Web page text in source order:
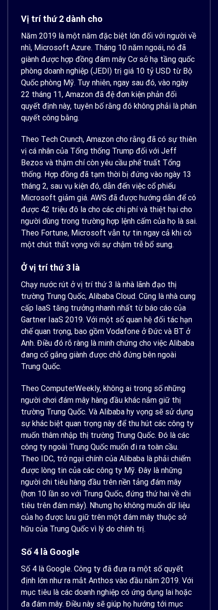
Vị trí thứ 2 dành cho
Năm 2019 là một năm đặc biệt lớn đối với người về
nhì, Microsoft Azure. Tháng 10 năm ngoái, nó đã
giành được hợp đồng đám mây Cơ sở hạ tầng quốc
phòng doanh nghiệp (JEDI) trị giá 10 tỷ USD từ Bộ
Quốc phòng Mỹ. Tuy nhiên, ngay sau đó, vào ngày
22 tháng 11, Amazon đã đệ đơn kiện phản đối
quyết định này, tuyên bố rằng đó không phải là phán
quyết công bằng.
Theo Tech Crunch, Amazon cho rằng đã có sự thiên
vị cá nhân của Tổng thống Trump đối với Jeff
Bezos và thậm chí còn yêu cầu phế truất Tổng
thống. Hợp đồng đã tạm thời bị đứng vào ngày 13
tháng 2, sau vụ kiện đó, dẫn đến việc cổ phiếu
Microsoft giảm giá. AWS đã được hướng dẫn để có
được 42 triệu đô la cho các chi phí và thiệt hại cho
người dùng trong trường hợp lệnh cấm của họ là sai.
Theo Fortune, Microsoft vẫn tự tin ngay cả khi có
một chút thất vọng với sự chậm trễ bổ sung.
Ở vị trí thứ 3 là
Chạy nước rút ở vị trí thứ 3 là nhà lãnh đạo thị
trường Trung Quốc, Alibaba Cloud. Cũng là nhà cung
cấp IaaS tăng trưởng nhanh nhất từ báo cáo của
Gartner IaaS 2019. Với một số quan hệ đối tác hạn
chế quan trọng, bao gồm Vodafone ở Đức và BT ở
Anh. Điều đó rõ ràng là minh chứng cho việc Alibaba
đang cố gắng giành được chỗ đứng bên ngoài
Trung Quốc.
Theo ComputerWeekly, không ai trong số những
người chơi đám mây hàng đầu khác nắm giữ thị
trường Trung Quốc. Và Alibaba hy vọng sẽ sử dụng
sự khác biệt quan trọng này để thu hút các công ty
muốn thâm nhập thị trường Trung Quốc. Đó là các
công ty ngoài Trung Quốc muốn đi ra toàn cầu.
Theo IDC, trở ngại chính của Alibaba là phải chiếm
được lòng tin của các công ty Mỹ. Đây là những
người chi tiêu hàng đầu trên nền tảng đám mây
(hơn 10 lần so với Trung Quốc, đứng thứ hai về chi
tiêu trên đám mây). Nhưng họ không muốn dữ liệu
của họ được lưu giữ trên một đám mây thuộc sở
hữu của Trung Quốc vì lý do chính trị.
Số 4 là Google
Số 4 là Google. Công ty đã đưa ra một số quyết
định lớn như ra mắt Anthos vào đầu năm 2019. Với
mục tiêu là các doanh nghiệp có ứng dụng lai hoặc
đa đám mây. Điều này sẽ giúp họ hướng tới mục